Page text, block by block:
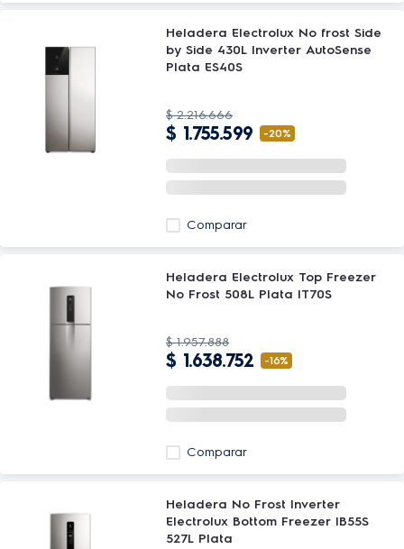
Heladera Electrolux No frost Side
by Side 430L Inverter AutoSense
Plata ES40S
$ 2.216.666
$ 1.755.599 -20%
Comparar
Heladera Electrolux Top Freezer
No Frost 508L Plata IT70S
$ 1.957.888
$ 1.638.752 -16%
Comparar
Heladera No Frost Inverter
Electrolux Bottom Freezer IB55S
527L Plata